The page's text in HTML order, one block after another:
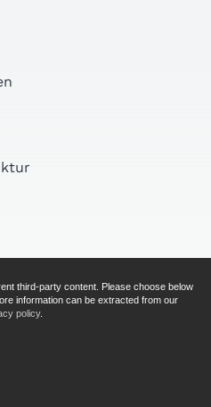
third-party content. Please choose below
information can be extracted from our
policy.